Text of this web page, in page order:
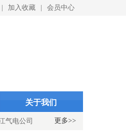
加入收藏 会员中心
关于我们
更多>>
气电公司与中国重燃公司开展国产重型